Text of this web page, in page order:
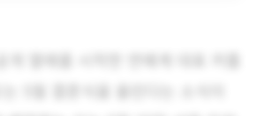
개 열애를 시작한 연예계 대표 커플
는 5월 결혼식을 올린다는 소식이